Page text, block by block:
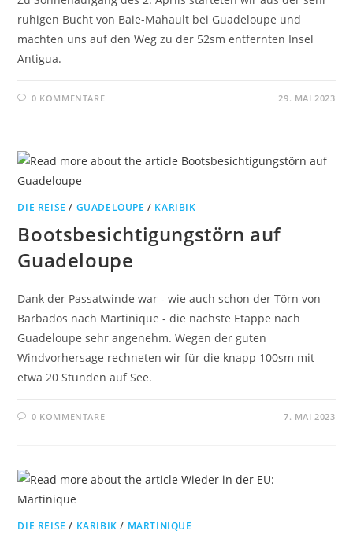
ruhigen Bucht von Baie-Mahault bei Guadeloupe und
machten uns auf den Weg zu der 52sm entfernten Insel
Antigua.
0 KOMMENTARE 29. MAI 2023
DIE REISE / GUADELOUPE / KARIBIK
Bootsbesichtigungstörn auf
Guadeloupe
Dank der Passatwinde war - wie auch schon der Törn von
Barbados nach Martinique - die nächste Etappe nach
Guadeloupe sehr angenehm. Wegen der guten
Windvorhersage rechneten wir für die knapp 100sm mit
etwa 20 Stunden auf See.
0 KOMMENTARE 7. MAI 2023
DIE REISE / KARIBIK / MARTINIQUE